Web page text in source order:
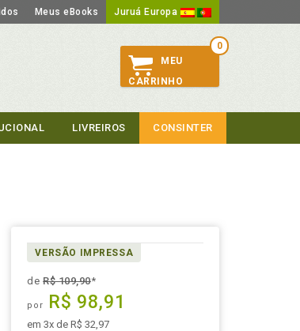
Meus eBooks Juruá Europa
0
MEU
CARRINHO
LIVREIROS CONSINTER
VERSÃO IMPRESSA
deR$ 109,90*
por R$ 98,91
em 3x de R$ 32,97